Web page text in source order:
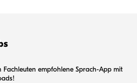
Fachleuten empfohlene Sprach-App mit